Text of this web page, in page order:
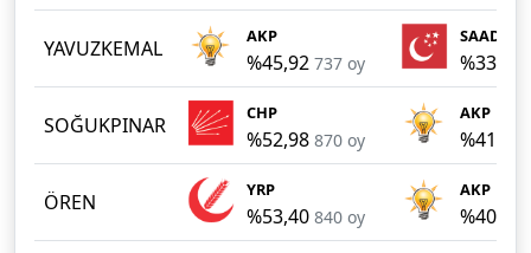
YAVUZKEMAL AKP
%45,92 737 oy
SAADET
%33,83
SOĞUKPINAR CHP
%52,98 870 oy
AKP
%41,96
ÖREN YRP
%53,40 840 oy
AKP
%40,94